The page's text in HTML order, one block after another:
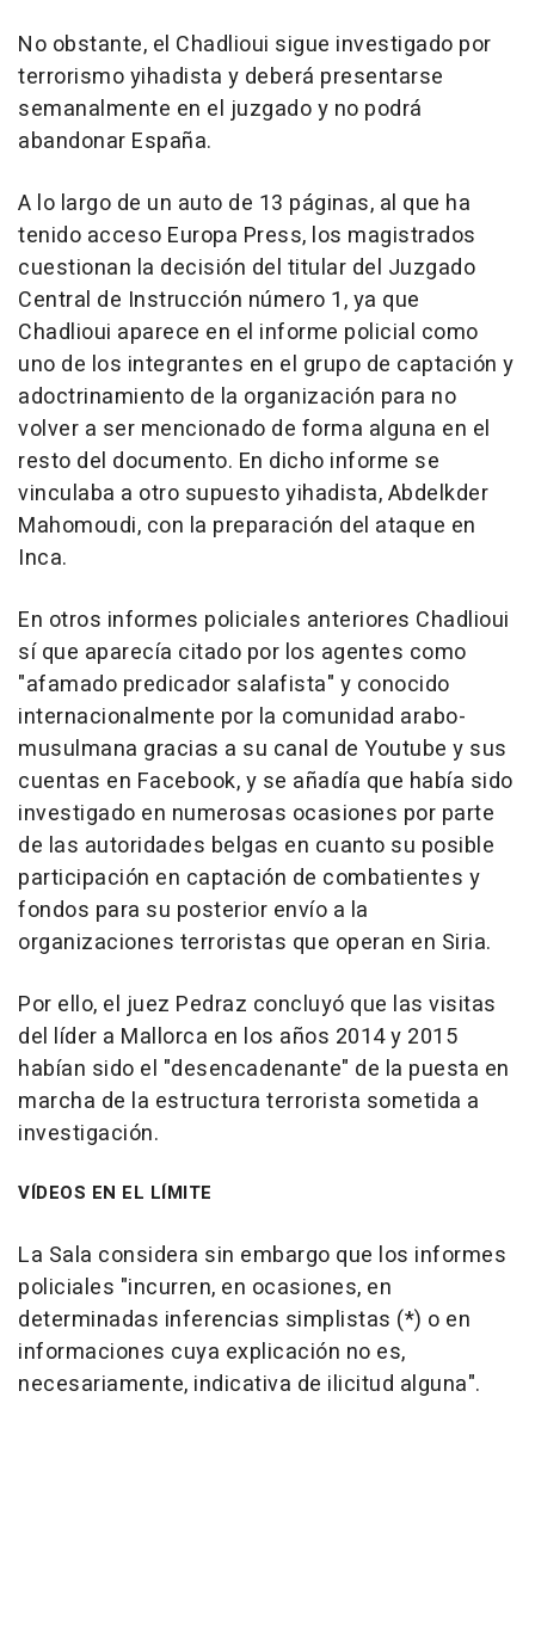
No obstante, el Chadlioui sigue investigado por
terrorismo yihadista y deberá presentarse
semanalmente en el juzgado y no podrá
abandonar España.
A lo largo de un auto de 13 páginas, al que ha
tenido acceso Europa Press, los magistrados
cuestionan la decisión del titular del Juzgado
Central de Instrucción número 1, ya que
Chadlioui aparece en el informe policial como
uno de los integrantes en el grupo de captación y
adoctrinamiento de la organización para no
volver a ser mencionado de forma alguna en el
resto del documento. En dicho informe se
vinculaba a otro supuesto yihadista, Abdelkder
Mahomoudi, con la preparación del ataque en
Inca.
En otros informes policiales anteriores Chadlioui
sí que aparecía citado por los agentes como
"afamado predicador salafista" y conocido
internacionalmente por la comunidad arabo-
musulmana gracias a su canal de Youtube y sus
cuentas en Facebook, y se añadía que había sido
investigado en numerosas ocasiones por parte
de las autoridades belgas en cuanto su posible
participación en captación de combatientes y
fondos para su posterior envío a la
organizaciones terroristas que operan en Siria.
Por ello, el juez Pedraz concluyó que las visitas
del líder a Mallorca en los años 2014 y 2015
habían sido el "desencadenante" de la puesta en
marcha de la estructura terrorista sometida a
investigación.
VÍDEOS EN EL LÍMITE
La Sala considera sin embargo que los informes
policiales "incurren, en ocasiones, en
determinadas inferencias simplistas (*) o en
informaciones cuya explicación no es,
necesariamente, indicativa de ilicitud alguna".